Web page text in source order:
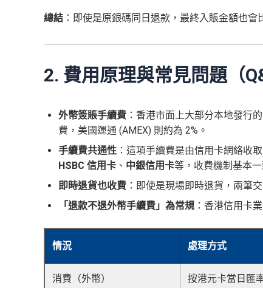
總結 ：即使是原銀碼同日退款，最終入賬金額也
2. 費用原理與常見問題（
外幣簽賬手續費 ：香港市面上大部分本地發行
費，美國運通 (AMEX) 則約為 2%。
手續費共通性 ：這項手續費是由信用卡網絡收
HSBC 信用卡 、 中銀信用卡等，收費機制基本一
即時退貨也收費 ：即使是現場即時退貨，兩筆
「退款不退外幣手續費」為常規 ：香港信用卡
情況 處理方式
消費（外幣） 按港元卡當日匯